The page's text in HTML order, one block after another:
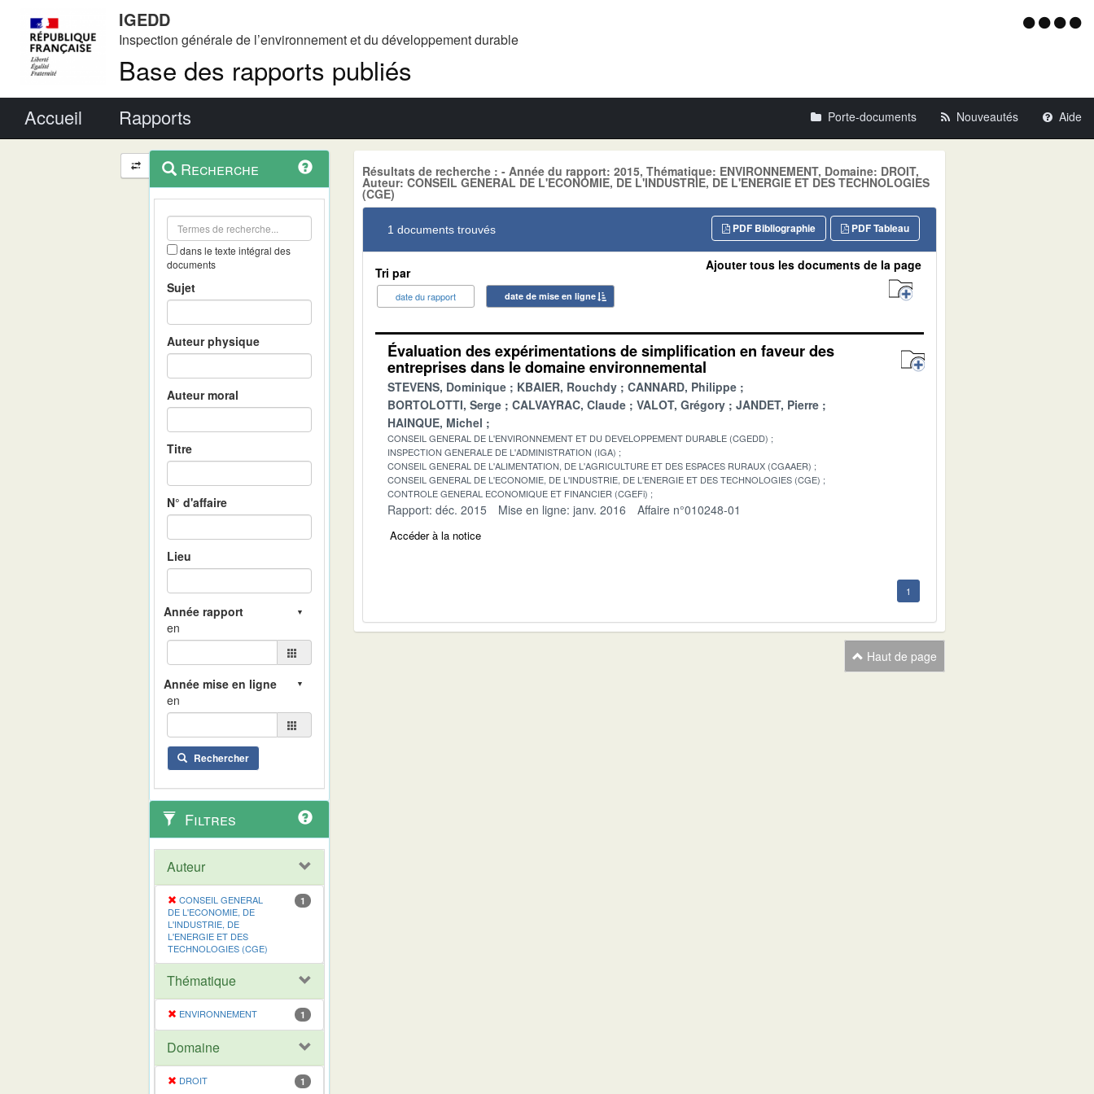
IGEDD
Inspection générale de l’environnement et du développement durable
Base des rapports publiés
Menu
Accueil Rapports Porte-documents Nouveautés Aide
Navigation
et
outils
contextuel
Recherche
dans le texte intégral des
documents
Sujet
Auteur physique
Auteur moral
Titre
N° d'affaire
Lieu
en
en
Rechercher
Filtres
Auteur
CONSEIL GENERAL
DE L'ECONOMIE, DE
L'INDUSTRIE, DE
L'ENERGIE ET DES
TECHNOLOGIES (CGE)
1
Thématique
ENVIRONNEMENT 1
Domaine
DROIT 1
Résultats de recherche : - Année du rapport: 2015, Thématique: ENVIRONNEMENT, Domaine: DROIT,
Auteur: CONSEIL GENERAL DE L'ECONOMIE, DE L'INDUSTRIE, DE L'ENERGIE ET DES TECHNOLOGIES
(CGE)
1 documents trouvés PDF Tableau
PDF Bibliographie
Tri par
date du rapport date de mise en ligne
Ajouter tous les documents de la page
Évaluation des expérimentations de simplification en faveur des
entreprises dans le domaine environnemental
STEVENS, Dominique KBAIER, Rouchdy
CANNARD, Philippe
BORTOLOTTI, Serge
CALVAYRAC, Claude VALOT, Grégory
JANDET, Pierre
HAINQUE, Michel
CONSEIL GENERAL DE L'ENVIRONNEMENT ET DU DEVELOPPEMENT DURABLE (CGEDD)
INSPECTION GENERALE DE L'ADMINISTRATION (IGA)
CONSEIL GENERAL DE L'ALIMENTATION, DE L'AGRICULTURE ET DES ESPACES RURAUX (CGAAER)
CONSEIL GENERAL DE L'ECONOMIE, DE L'INDUSTRIE, DE L'ENERGIE ET DES TECHNOLOGIES (CGE)
CONTROLE GENERAL ECONOMIQUE ET FINANCIER (CGEFi)
Rapport: déc. 2015 Mise en ligne: janv. 2016 Affaire n°010248-01
Accéder à la notice
1
Haut de page